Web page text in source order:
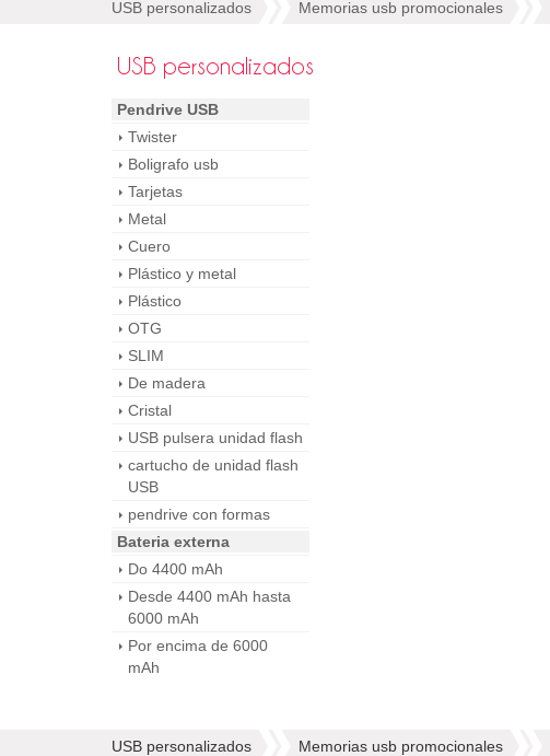
USB personalizados Memorias usb promocionales
USB personalizados
Pendrive USB
Twister
Boligrafo usb
Tarjetas
Metal
Cuero
Plástico y metal
Plástico
OTG
SLIM
De madera
Cristal
USB pulsera unidad flash
cartucho de unidad flash
USB
pendrive con formas
Bateria externa
Do 4400 mAh
Desde 4400 mAh hasta
6000 mAh
Por encima de 6000
mAh
USB personalizados Memorias usb promocionales